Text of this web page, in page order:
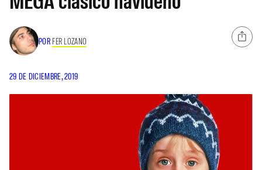
POR FER LOZANO
29 DE DICIEMBRE, 2019